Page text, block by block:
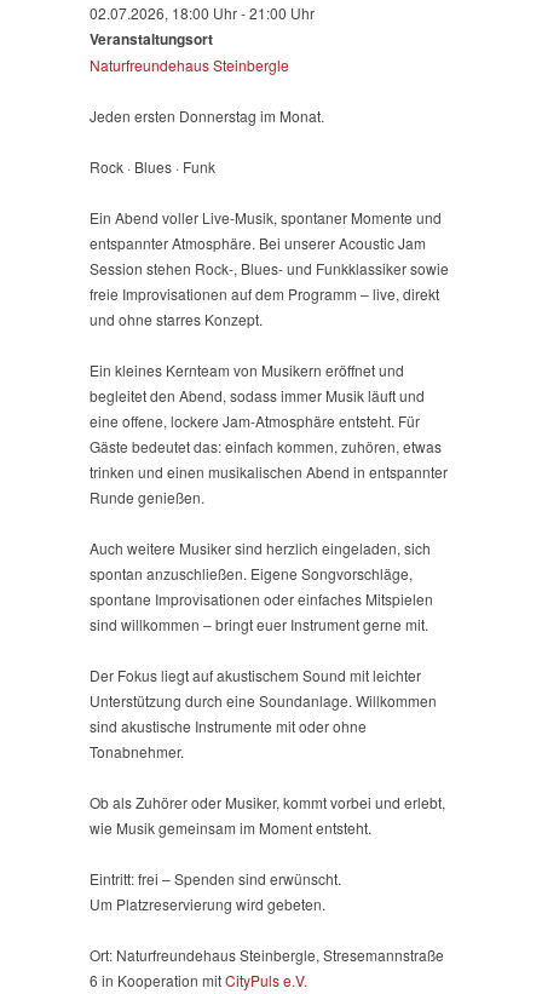
02.07.2026, 18:00 Uhr - 21:00 Uhr
Veranstaltungsort
Naturfreundehaus Steinbergle
Jeden ersten Donnerstag im Monat.
Rock · Blues · Funk
Ein Abend voller Live-Musik, spontaner Momente und
entspannter Atmosphäre. Bei unserer Acoustic Jam
Session stehen Rock-, Blues- und Funkklassiker sowie
freie Improvisationen auf dem Programm – live, direkt
und ohne starres Konzept.
Ein kleines Kernteam von Musikern eröffnet und
begleitet den Abend, sodass immer Musik läuft und
eine offene, lockere Jam-Atmosphäre entsteht. Für
Gäste bedeutet das: einfach kommen, zuhören, etwas
trinken und einen musikalischen Abend in entspannter
Runde genießen.
Auch weitere Musiker sind herzlich eingeladen, sich
spontan anzuschließen. Eigene Songvorschläge,
spontane Improvisationen oder einfaches Mitspielen
sind willkommen – bringt euer Instrument gerne mit.
Der Fokus liegt auf akustischem Sound mit leichter
Unterstützung durch eine Soundanlage. Willkommen
sind akustische Instrumente mit oder ohne
Tonabnehmer.
Ob als Zuhörer oder Musiker, kommt vorbei und erlebt,
wie Musik gemeinsam im Moment entsteht.
Eintritt: frei – Spenden sind erwünscht.
Um Platzreservierung wird gebeten.
Ort: Naturfreundehaus Steinbergle, Stresemannstraße
6 in Kooperation mitCityPuls e.V.